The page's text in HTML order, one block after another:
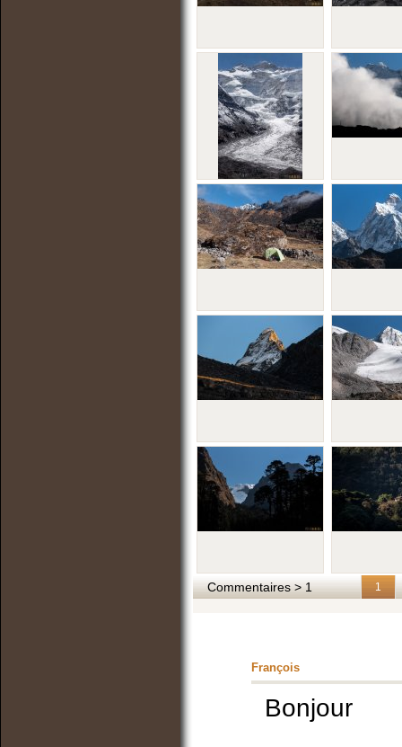
Commentaires > 1 1
François
Bonjour